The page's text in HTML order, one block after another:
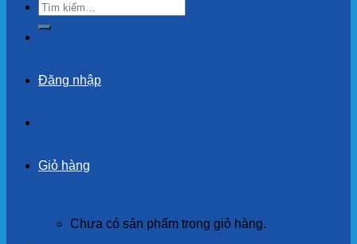
Tìm
kiếm:
Đăng nhập
Giỏ hàng
Chưa có sản phẩm trong giỏ hàng.